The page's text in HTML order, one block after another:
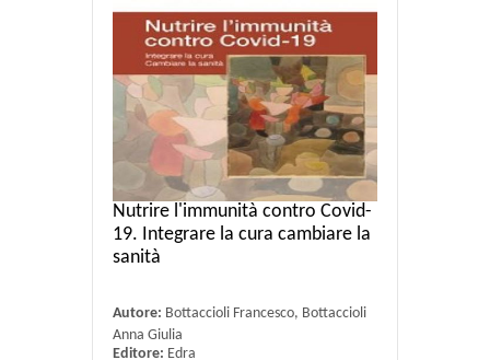
Nutrire l'immunità contro Covid-
19. Integrare la cura cambiare la
sanità
Autore: Bottaccioli Francesco, Bottaccioli
Anna Giulia
Editore: Edra